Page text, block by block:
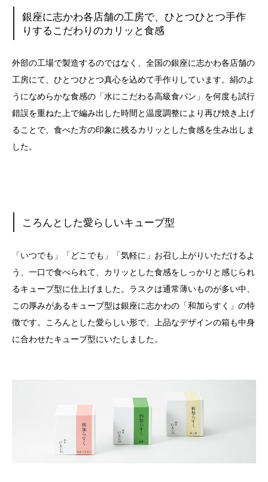
銀座に志かわ各店舗の工房で、ひとつひとつ手作
りするこだわりのカリッと食感
外部の工場で製造するのではなく、全国の銀座に志かわ各店舗の
工房にて、ひとつひとつ真心を込めて手作りしています。絹のよ
うになめらかな食感の「水にこだわる高級食パン」を何度も試行
錯誤を重ねた上で編み出した時間と温度調整により再び焼き上げ
ることで、食べた方の印象に残るカリッとした食感を生み出しま
した。
ころんとした愛らしいキューブ型
「いつでも」「どこでも」「気軽に」お召し上がりいただけるよ
う、一口で食べられて、カリッとした食感をしっかりと感じられ
るキューブ型に仕上げました。ラスクは通常薄いものが多い中、
この厚みがあるキューブ型は銀座に志かわの「和加らすく」の特
徴です。ころんとした愛らしい形で、上品なデザインの箱も中身
に合わせたキューブ型にいたしました。